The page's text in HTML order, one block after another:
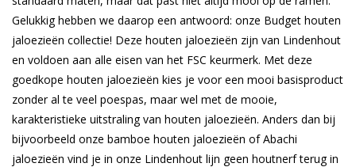
Gelukkig hebben we daarop een antwoord: onze Budget houten
jaloezieën collectie! Deze houten jaloezieën zijn van Lindenhout
en voldoen aan alle eisen van het FSC keurmerk. Met deze
goedkope houten jaloezieën kies je voor een mooi basisproduct
zonder al te veel poespas, maar wel met de mooie,
karakteristieke uitstraling van houten jaloezieën. Anders dan bij
bijvoorbeeld onze bamboe houten jaloezieën of Abachi
jaloezieën vind je in onze Lindenhout lijn geen houtnerf terug in